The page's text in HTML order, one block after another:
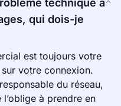
technique à
qui dois-je
est toujours votre
votre connexion.
du réseau,
à prendre en